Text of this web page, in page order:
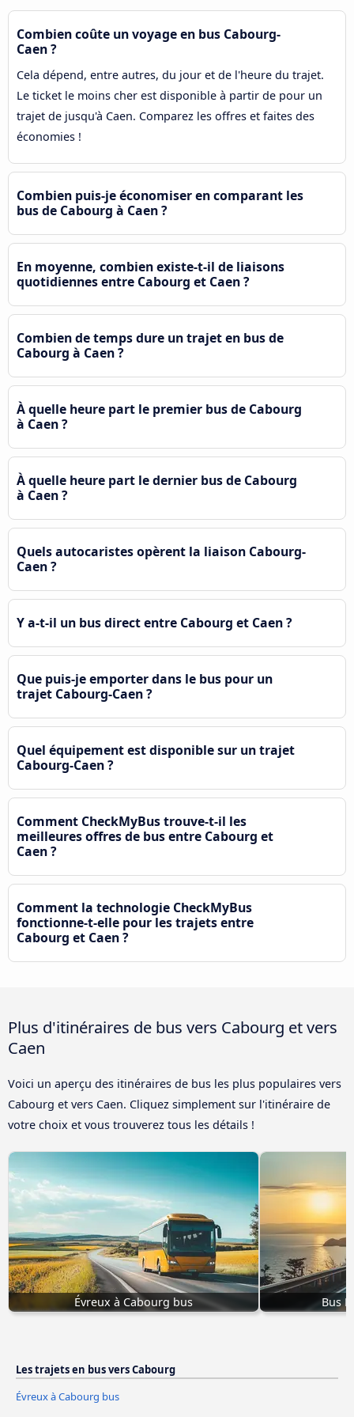
Combien coûte un voyage en bus Cabourg-
Caen ?
Cela dépend, entre autres, du jour et de l'heure du trajet.
Le ticket le moins cher est disponible à partir de pour un
trajet de jusqu'à Caen. Comparez les offres et faites des
économies !
Combien puis-je économiser en comparant les
bus de Cabourg à Caen ?
En moyenne, combien existe-t-il de liaisons
quotidiennes entre Cabourg et Caen ?
Combien de temps dure un trajet en bus de
Cabourg à Caen ?
À quelle heure part le premier bus de Cabourg
à Caen ?
À quelle heure part le dernier bus de Cabourg
à Caen ?
Quels autocaristes opèrent la liaison Cabourg-
Caen ?
Y a-t-il un bus direct entre Cabourg et Caen ?
Que puis-je emporter dans le bus pour un
trajet Cabourg-Caen ?
Quel équipement est disponible sur un trajet
Cabourg-Caen ?
Comment CheckMyBus trouve-t-il les
meilleures offres de bus entre Cabourg et
Caen ?
Comment la technologie CheckMyBus
fonctionne-t-elle pour les trajets entre
Cabourg et Caen ?
Plus d'itinéraires de bus vers Cabourg et vers
Caen
Voici un aperçu des itinéraires de bus les plus populaires vers
Cabourg et vers Caen. Cliquez simplement sur l'itinéraire de
votre choix et vous trouverez tous les détails !
Évreux à Cabourg bus Bus
Les trajets en bus vers Cabourg
Évreux à Cabourg bus